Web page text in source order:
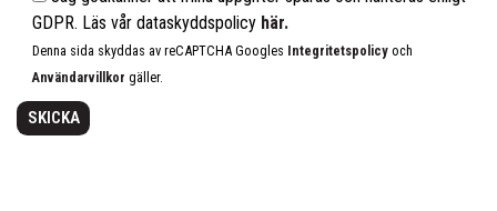
GDPR. Läs vår dataskyddspolicy här.
Denna sida skyddas av reCAPTCHA Googles Integritetspolicy och
Användarvillkor gäller.